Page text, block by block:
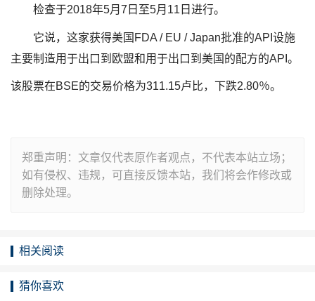
检查于2018年5月7日至5月11日进行。
它说，这家获得美国FDA / EU / Japan批准的API设施
主要制造用于出口到欧盟和用于出口到美国的配方的API。
该股票在BSE的交易价格为311.15卢比，下跌2.80％。
郑重声明：文章仅代表原作者观点，不代表本站立场；
如有侵权、违规，可直接反馈本站，我们将会作修改或
删除处理。
相关阅读
猜你喜欢